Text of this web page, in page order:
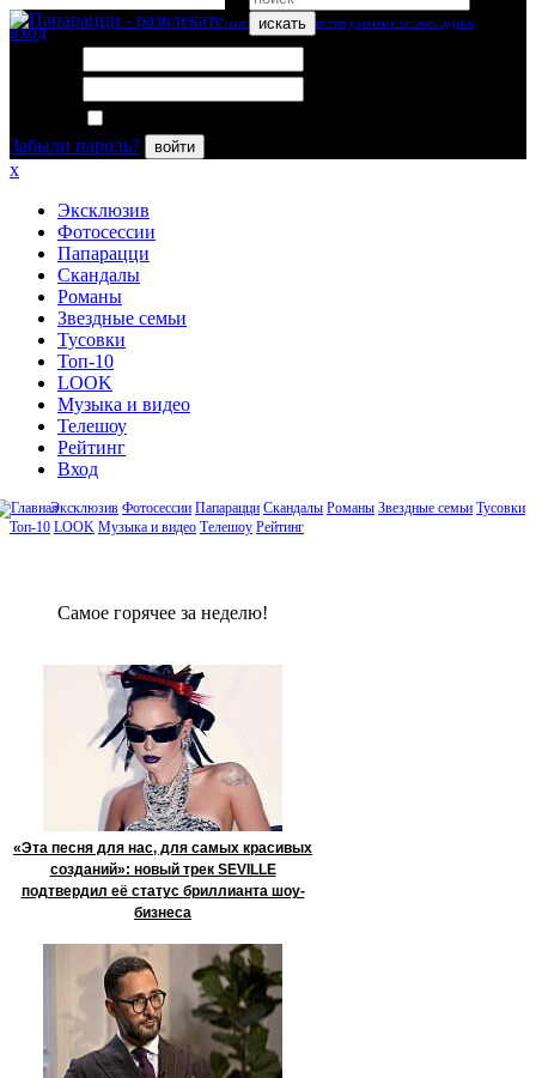
искать
вход
Забыли пароль?
войти
x
Эксклюзив
Фотосессии
Папарацци
Скандалы
Романы
Звездные семьи
Тусовки
Топ-10
LOOK
Музыка и видео
Телешоу
Рейтинг
Вход
Эксклюзив Фотосессии Папарацци Скандалы Романы Звездные семьи Тусовки
Топ-10 LOOK Музыка и видео Телешоу Рейтинг
Сaмое гoрячее за неделю!
«Эта песня для нас, для самых красивых
созданий»: новый трек SEVILLE
подтвердил её статус бриллианта шоу-
бизнеса